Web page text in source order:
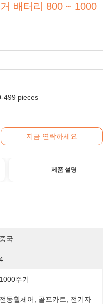
배터리 800 ~ 1000
499 pieces
지금 연락하세요
제품 설명
중국
1000주기
전동휠체어, 골프카트, 전기자